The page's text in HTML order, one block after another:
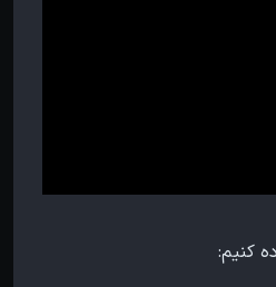
کنیم: